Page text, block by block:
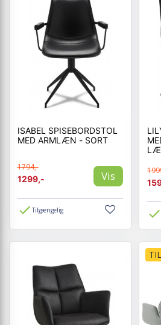
ISABEL SPISEBORDSTOL
MED ARMLÆN - SORT
1794,-
1299,-
Vis
Tilgængelig